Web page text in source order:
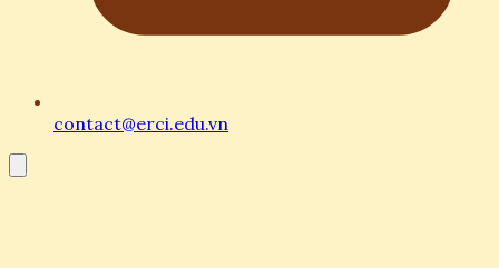
contact@erci.edu.vn